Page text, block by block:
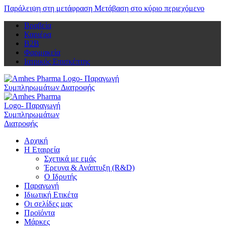
Παράλειψη στη μετάφραση Μετάβαση στο κύριο περιεχόμενο
Βραβεία
Καριέρα
Β2Β
Φαρμακεία
Ιατρικός Επισκέπτης
Αρχική
Η Εταιρεία
Σχετικά με εμάς
Έρευνα & Ανάπτυξη (R&D)
Ο Ιδρυτής
Παραγωγή
Ιδιωτική Ετικέτα
Οι σελίδες μας
Προϊόντα
Μάρκες